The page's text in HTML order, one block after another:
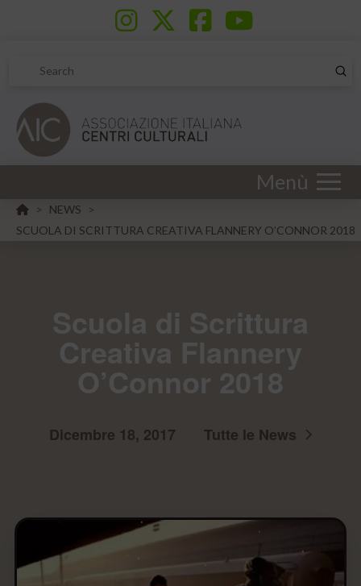
Search
Menù
HOME
> NEWS
>
SCUOLA DI SCRITTURA CREATIVA FLANNERY O’CONNOR 2018
Dicembre 18, 2017 Tutte le News